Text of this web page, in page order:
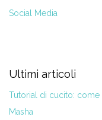
Social Media
Ultimi articoli
Tutorial di cucito:
Masha